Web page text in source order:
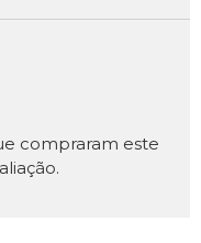
compraram este